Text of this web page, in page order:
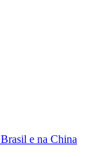
e na China